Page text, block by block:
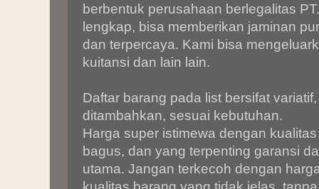
berbentuk perusahaan berlegalitas
lengkap, bisa memberikan jaminan
dan terpercaya. Kami bisa
kuitansi dan lain lain.
Daftar barang pada list bersifat
ditambahkan, sesuai kebutuhan.
Harga super istimewa dengan
bagus, dan yang terpenting garansi
utama. Jangan terkecoh dengan